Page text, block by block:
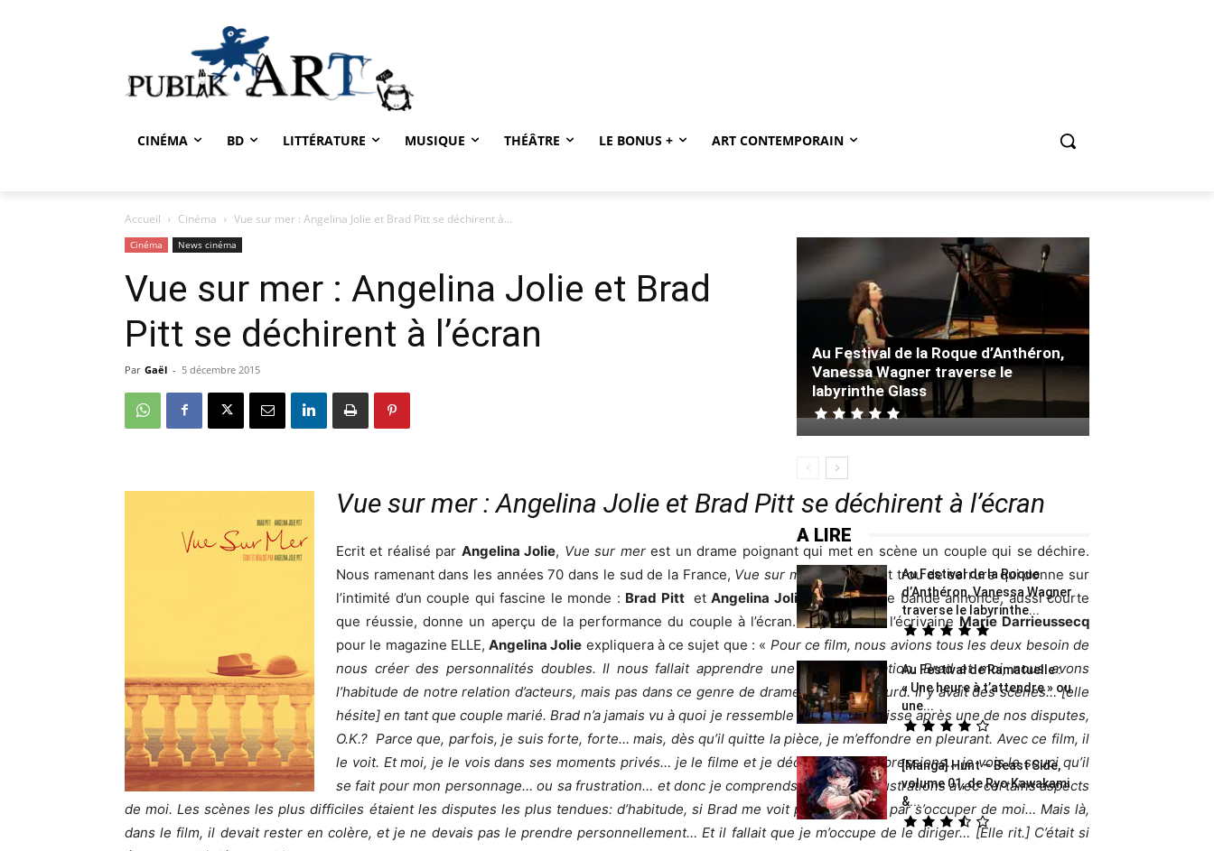
CINÉMA BD LITTÉRATURE MUSIQUE THÉÂTRE LE BONUS + ART CONTEMPORAIN
Accueil Cinéma Vue sur mer : Angelina Jolie et Brad Pitt se déchirent à...
Cinéma News cinéma
Vue sur mer : Angelina Jolie et Brad
Pitt se déchirent à l’écran
Par Gaël - 5 décembre 2015
Vue sur mer : Angelina Jolie et Brad Pitt se déchirent à l’écran
Ecrit et réalisé par Angelina Jolie, Vue sur merest un drame poignant qui met en scène un couple qui se déchire.
Nous ramenant dans les années 70 dans le sud de la France, Vue sur merest un petit trou de serrure qui donne sur
l’intimité d’un couple qui fascine le monde : Brad Pitt et Angelina Jolie
. La très belle bande annonce, aussi courte
que réussie, donne un aperçu de la performance du couple à l’écran. Répondant à l’écrivaine Marie Darrieussecq
pour le magazine ELLE,Angelina Jolie expliquera à ce sujet que : « Pour ce film, nous avions tous les deux besoin de
nous créer des personnalités doubles. Il nous fallait apprendre une nouvelle relation. Brad et moi, nous avons
l’habitude de notre relation d’acteurs, mais pas dans ce genre de drame, de drame lourd. Il y avait des scènes… [elle
hésite] en tant que couple marié. Brad n’a jamais vu à quoi je ressemble quand il me laisse après une de nos disputes,
O.K.? Parce que, parfois, je suis forte, forte… mais, dès qu’il quitte la pièce, je m’effondre en pleurant. Avec ce film, il
le voit. Et moi, je le vois dans ses moments privés… je le filme et je découvre ses expressions… je vois le souci qu’il
se fait pour mon personnage… ou sa frustration… et donc je comprends mieux ses frustrations avec certains aspects
de moi. Les scènes les plus difficiles étaient les disputes les plus tendues: d’habitude, si Brad me voit pleurer, il finit par s’occuper de moi… Mais là,
dans le film, il devait rester en colère, et je ne devais pas le prendre personnellement… Et il fallait que je m’occupe de le diriger… [Elle rit.] C’était si
Au Festival de la Roque d’Anthéron,
Vanessa Wagner traverse le
labyrinthe Glass
A LIRE
Au Festival de la Roque
d’Anthéron, Vanessa Wagner
traverse le labyrinthe...
Au Festival de Ramatuelle :
« Une heure à t’attendre » ou
une...
[Manga] Hunt – Beast Side,
volume 01, de Ryo Kawakami
&...